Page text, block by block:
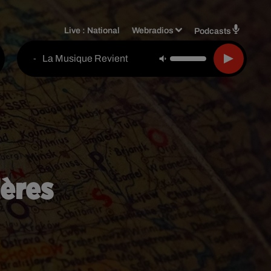
Live : National Webradios Podcasts
- La Musique Revient